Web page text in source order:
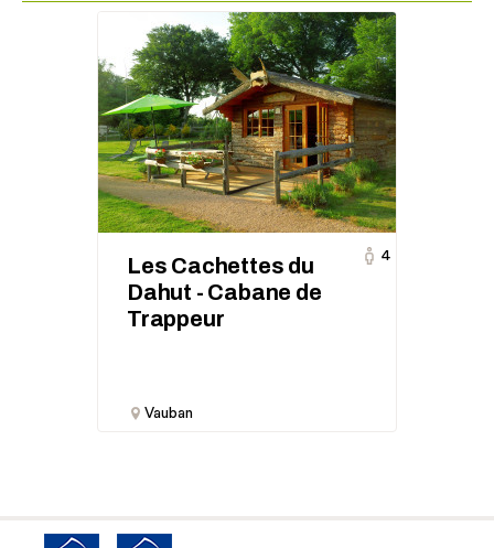
Les Cachettes du
Dahut - Cabane de
Trappeur
Vauban
4